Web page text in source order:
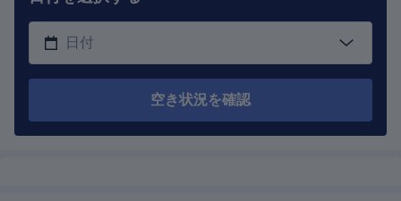
空き状況を確認